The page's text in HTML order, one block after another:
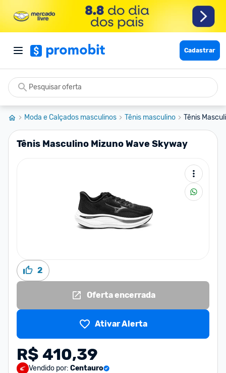
Cadastrar
Moda e Calçados masculinos Tênis masculino Tênis
Tênis Masculino Mizuno Wave Skyway
2
Oferta encerrada
Ativar Alerta
R$ 410,39
Vendido por: Centauro